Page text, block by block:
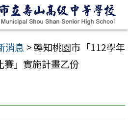
消息 >轉知桃園市「112學年
賽」實施計畫乙份